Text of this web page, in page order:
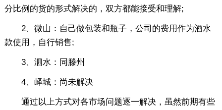
分比例的货的形式解决的，双方都能接受和理解;
2、微山：自己做包装和瓶子，公司的费用作为酒水
款使用，自行销售;
3、泗水：同滕州
4、峄城：尚未解决
通过以上方式对各市场问题逐一解决，虽然前期有些